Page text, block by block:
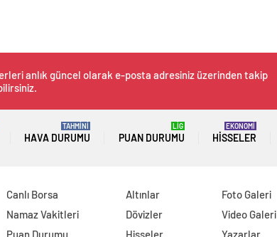
anlık güncel olarak e-posta adresiniz üzerinden takip
HAVA DURUMU
TAHMİNİ
PUAN DURUMU
LİG
HISSELER
EKONOMİ
Canlı Borsa
Namaz Vakitleri
Puan Durumu
Altınlar
Dövizler
Hisseler
Foto Galeri
Video Galeri
Yazarlar